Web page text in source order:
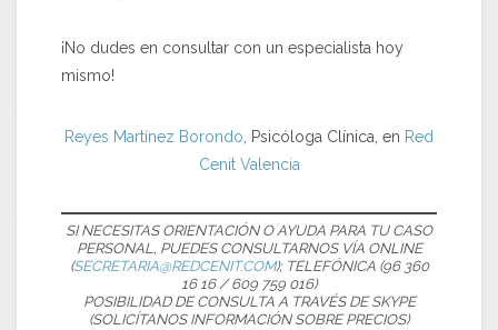
¡No dudes en consultar con un especialista hoy
mismo!
Reyes Martínez Borondo , Psicóloga Clínica, en Red
Cenit Valencia
SI NECESITAS ORIENTACIÓN O AYUDA PARA TU CASO
PERSONAL, PUEDES CONSULTARNOS VÍA ONLINE
(SECRETARIA@REDCENIT.COM); TELEFÓNICA (96 360
16 16 / 609 759 016)
POSIBILIDAD DE CONSULTA A TRAVÉS DE SKYPE
(SOLICÍTANOS INFORMACIÓN SOBRE PRECIOS)